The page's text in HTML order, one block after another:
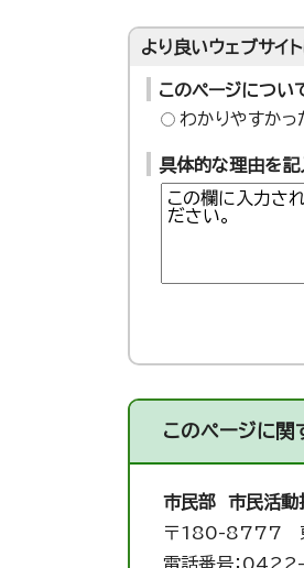
より良いウェブサイ
このページについ
わかりやすかっ
具体的な理由を記
このページに関
市民部 市民活動
〒180-8777
電話番号：